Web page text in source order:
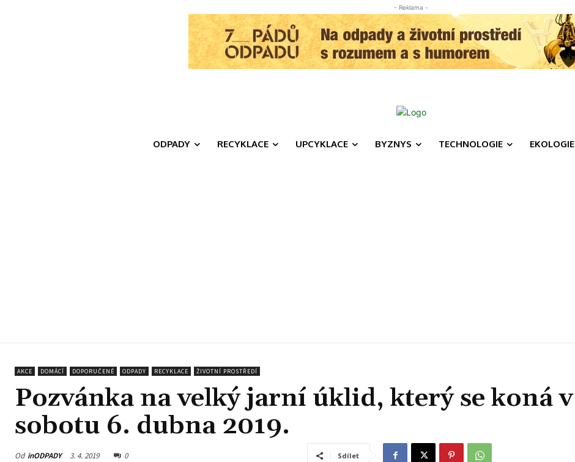
- Reklama -
ODPADY RECYKLACE UPCYKLACE BYZNYS TECHNOLOGIE EKOLOGIE
AKCE DOMÁCÍ DOPORUČENÉ ODPADY RECYKLACE ŽIVOTNÍ PROSTŘEDÍ
Pozvánka na velký jarní úklid, který se koná v
sobotu 6. dubna 2019.
Od inODPADY 3. 4. 2019 0 Sdílet